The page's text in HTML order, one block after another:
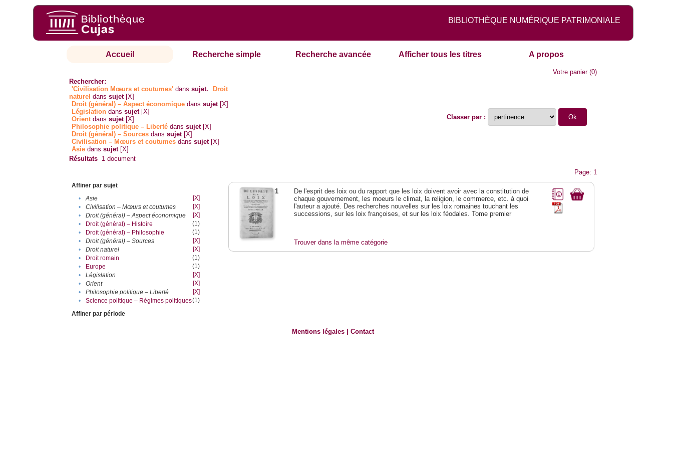
BIBLIOTHÈQUE NUMÉRIQUE PATRIMONIALE
Accueil Recherche simple Recherche avancée Afficher tous les titres A propos
Votre panier(0)
Rechercher:
'Civilisation Mœurs et coutumes' danssujet.
Droit
naturel danssujet [X]
Droit (général) – Aspect économique danssujet [X]
Législation danssujet [X]
Orientdanssujet [X]
Philosophie politique – Liberté danssujet [X]
Droit (général) – Sources danssujet [X]
Civilisation – Mœurs et coutumes danssujet [X]
Asie danssujet [X]
Classer par :
Résultats 1 document
Page: 1
Affiner par sujet
•
Asie
[X]
•
Civilisation – Mœurs et coutumes
[X]
•
Droit (général) – Aspect économique
[X]
•
Droit (général) – Histoire
(1)
•
Droit (général) – Philosophie
(1)
•
Droit (général) – Sources
[X]
•
Droit naturel
[X]
•
Droit romain
(1)
•
Europe
(1)
•
Législation
[X]
•
Orient
[X]
•
Philosophie politique – Liberté
[X]
•
Science politique – Régimes politiques(1)
Affiner par période
1
De l'esprit des loix ou du rapport que les loix doivent avoir avec la constitution de
chaque gouvernement, les moeurs le climat, la religion, le commerce, etc. à quoi
l'auteur a ajouté. Des recherches nouvelles sur les loix romaines touchant les
successions, sur les loix françoises, et sur les loix féodales. Tome premier
Trouver dans la même catégorie
Mentions légales |Contact